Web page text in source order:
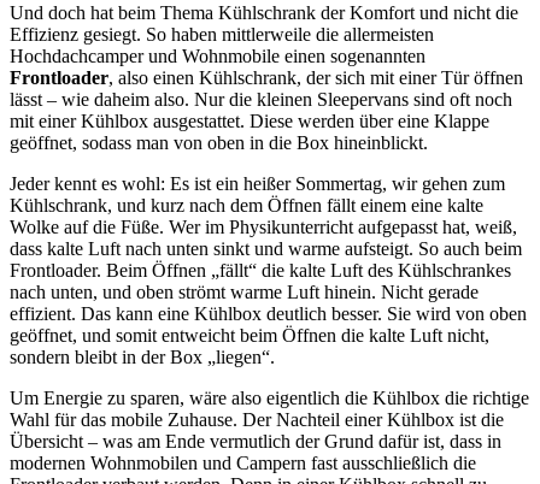
Und doch hat beim Thema Kühlschrank der Komfort und nicht die
Effizienz gesiegt. So haben mittlerweile die allermeisten
Hochdachcamper und Wohnmobile einen sogenannten
Frontloader, also einen Kühlschrank, der sich mit einer Tür öffnen
lässt – wie daheim also. Nur die kleinen Sleepervans sind oft noch
mit einer Kühlbox ausgestattet. Diese werden über eine Klappe
geöffnet, sodass man von oben in die Box hineinblickt.
Jeder kennt es wohl: Es ist ein heißer Sommertag, wir gehen zum
Kühlschrank, und kurz nach dem Öffnen fällt einem eine kalte
Wolke auf die Füße. Wer im Physikunterricht aufgepasst hat, weiß,
dass kalte Luft nach unten sinkt und warme aufsteigt. So auch beim
Frontloader. Beim Öffnen „fällt“ die kalte Luft des Kühlschrankes
nach unten, und oben strömt warme Luft hinein. Nicht gerade
effizient. Das kann eine Kühlbox deutlich besser. Sie wird von oben
geöffnet, und somit entweicht beim Öffnen die kalte Luft nicht,
sondern bleibt in der Box „liegen“.
Um Energie zu sparen, wäre also eigentlich die Kühlbox die richtige
Wahl für das mobile Zuhause. Der Nachteil einer Kühlbox ist die
Übersicht – was am Ende vermutlich der Grund dafür ist, dass in
modernen Wohnmobilen und Campern fast ausschließlich die